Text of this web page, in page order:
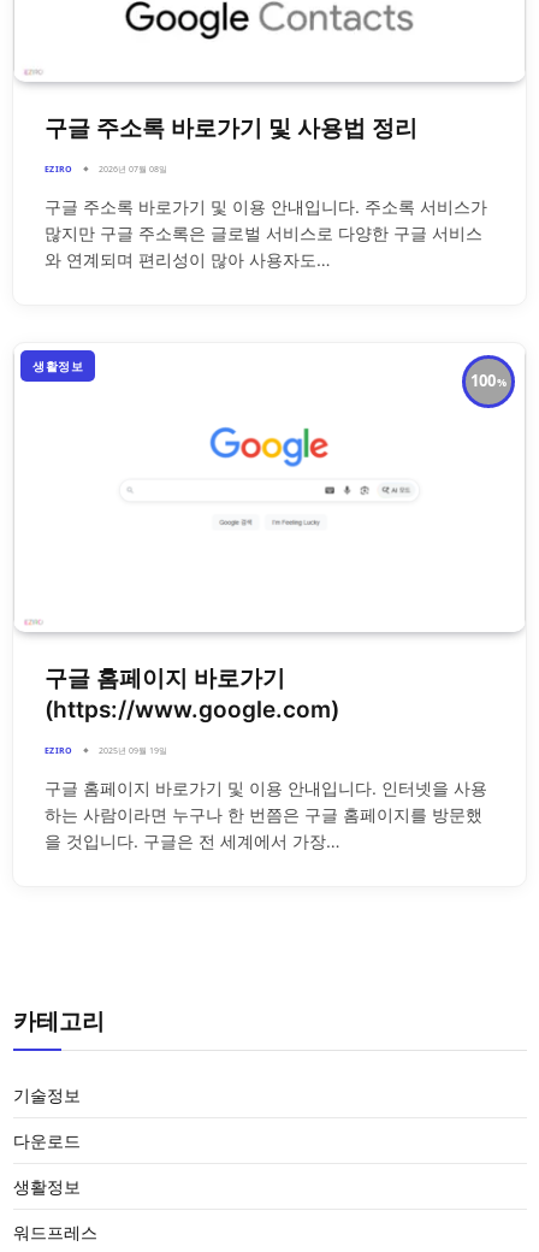
구글 주소록 바로가기 및 사용법 정리
EZIRO 2026년 07월 08일
구글 주소록 바로가기 및 이용 안내입니다. 주소록 서비스가
많지만 구글 주소록은 글로벌 서비스로 다양한 구글 서비스
와 연계되며 편리성이 많아 사용자도…
100
생활정보
구글 홈페이지 바로가기
(https://www.google.com)
EZIRO 2025년 09월 19일
구글 홈페이지 바로가기 및 이용 안내입니다. 인터넷을 사용
하는 사람이라면 누구나 한 번쯤은 구글 홈페이지를 방문했
을 것입니다. 구글은 전 세계에서 가장…
카테고리
기술정보
다운로드
생활정보
워드프레스